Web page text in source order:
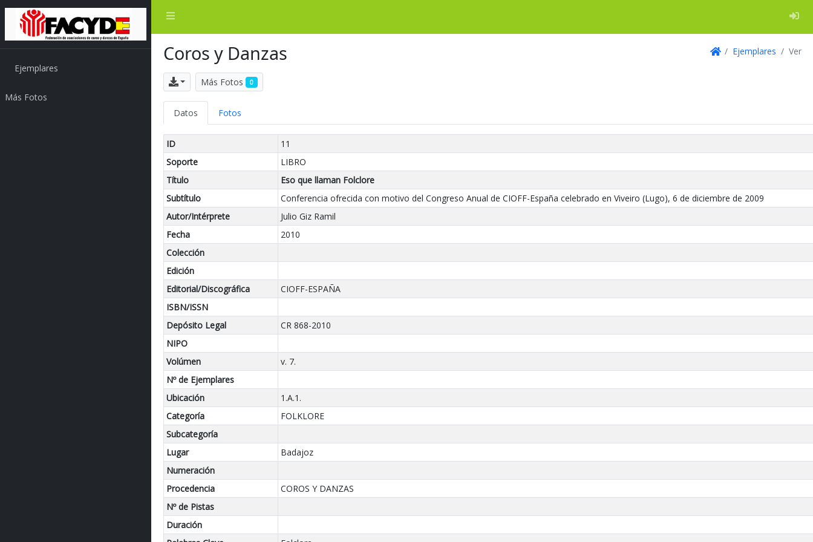
Ejemplares
Más Fotos
Coros y Danzas Ejemplares Ver
ExportarMás Fotos 0
Datos Fotos
ID
11
Soporte
LIBRO
Título
Eso que llaman Folclore
Subtítulo
Conferencia ofrecida con motivo del Congreso Anual de CIOFF-España celebrado en Viveiro (Lugo), 6 de diciembre de 2009
Autor/Intérprete
Julio Giz Ramil
Fecha
2010
Colección
Edición
Editorial/Discográfica
CIOFF-ESPAÑA
ISBN/ISSN
Depósito Legal
CR 868-2010
NIPO
Volúmen
v. 7.
Nº de Ejemplares
Ubicación
1.A.1.
Categoría
FOLKLORE
Subcategoría
Lugar
Badajoz
Numeración
Procedencia
COROS Y DANZAS
Nº de Pistas
Duración